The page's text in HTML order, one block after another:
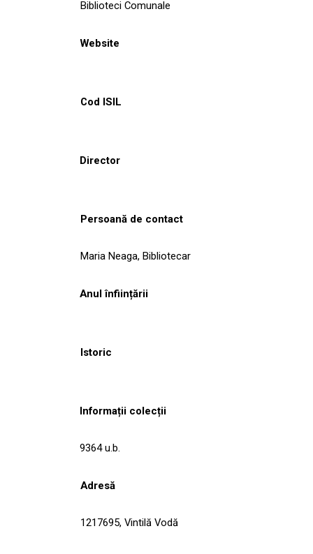
Biblioteci Comunale
Website
Cod ISIL
Director
Persoană de contact
Maria Neaga, Bibliotecar
Anul înființării
Istoric
Informații colecții
9364 u.b.
Adresă
1217695, Vintilă Vodă